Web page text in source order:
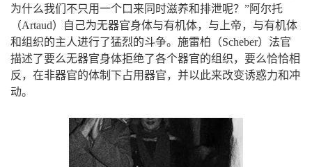
为什么我们不只用一个口来同时滋养和排泄呢？ ”阿尔托
（Artaud）自己为无器官身体与有机体， 与上帝，
与有机体
和组织的主人进行了猛烈的斗争。 施雷柏（Scheber）法官
描述了要么无器官身体拒绝了各个器官的组织， 要么恰恰相
反 ， 在非器官的体制下占用器官， 并以此来改变诱惑力和冲
动。